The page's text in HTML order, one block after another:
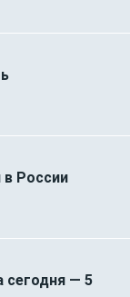
России
сегодня — 5